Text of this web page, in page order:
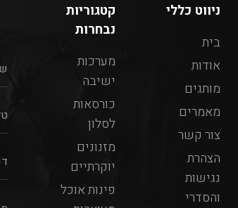
ניווט כללי
בית
אודות
מותגים
מאמרים
צור קשר
הצהרת
נגישות
והסדרי
קטגוריות
נבחרות
מערכות
ישיבה
כורסאות
לסלון
מזנונים
יוקרתיים
פינות אוכל